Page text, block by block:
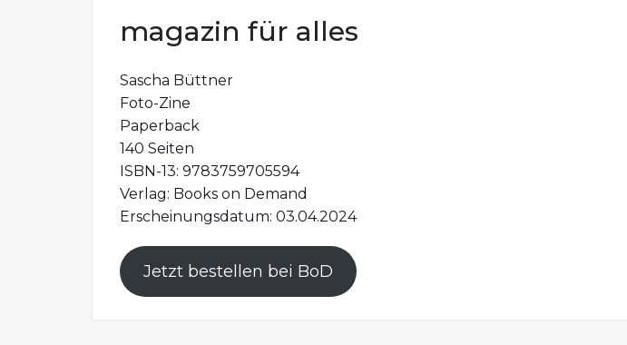
magazin für alles
Sascha Büttner
Foto-Zine
Paperback
140 Seiten
ISBN-13: 9783759705594
Verlag: Books on Demand
Erscheinungsdatum: 03.04.2024
Jetzt bestellen bei BoD